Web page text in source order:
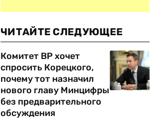
ЧИТАЙТЕ СЛЕДУЮЩЕЕ
Комитет ВР хочет
спросить Корецкого,
почему тот назначил
нового главу Минцифры
без предварительного
обсуждения